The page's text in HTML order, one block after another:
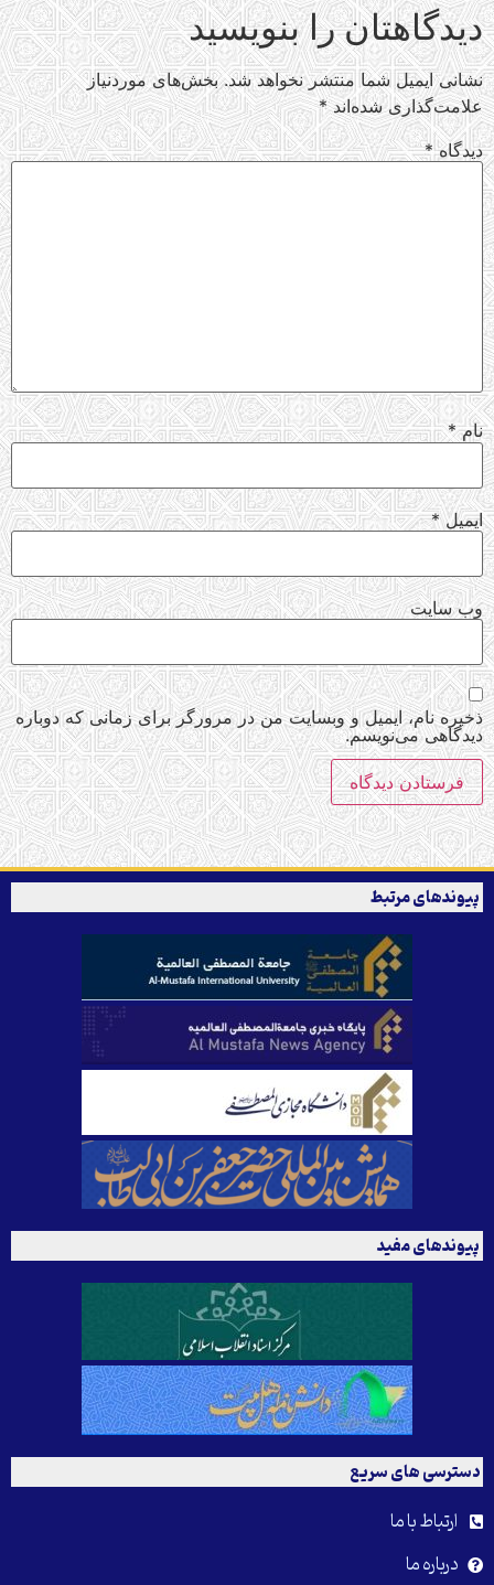
دیدگاهتان را بنویسید
نشانی ایمیل شما منتشر نخواهد شد. بخش‌های موردنیاز
علامت‌گذاری شده‌اند*
دیدگاه*
نام*
ایمیل*
وب‌ سایت
ذخیره نام، ایمیل و وبسایت من در مرورگر برای زمانی که دوباره
دیدگاهی می‌نویسم.
پیوندهای مرتبط
پیوندهای مفید
دسترسی های سریع
ارتباط با ما
درباره ما